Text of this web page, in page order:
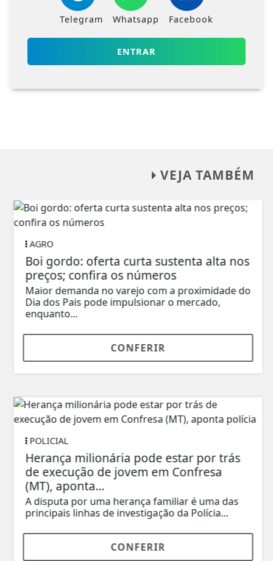
Telegram Whatsapp Facebook
ENTRAR
VEJA TAMBÉM
AGRO
Boi gordo: oferta curta sustenta alta nos
preços; confira os números
Maior demanda no varejo com a proximidade do
Dia dos Pais pode impulsionar o mercado,
enquanto...
CONFERIR
POLICIAL
Herança milionária pode estar por trás
de execução de jovem em Confresa
(MT), aponta...
A disputa por uma herança familiar é uma das
principais linhas de investigação da Polícia...
CONFERIR